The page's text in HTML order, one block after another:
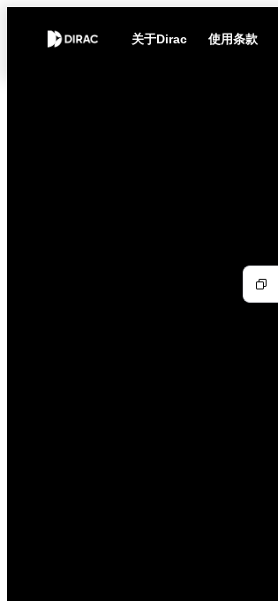
关于Dirac 使用条款